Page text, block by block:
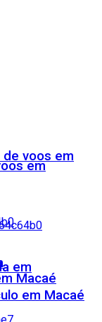
de voos em
em
em Macaé
em
Macaé